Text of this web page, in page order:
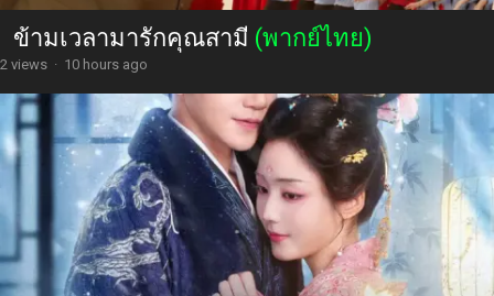
ข้ามเวลามารักคุณสามี (พากย์ไทย)
2 views · 10 hours ago